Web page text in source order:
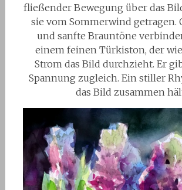
fließender Bewegung über das
sie vom Sommerwind getragen.
und sanfte Brauntöne
einem feinen Türkiston, der
Strom das Bild durchzieht. Er
Spannung zugleich. Ein stiller
das Bild zusammen